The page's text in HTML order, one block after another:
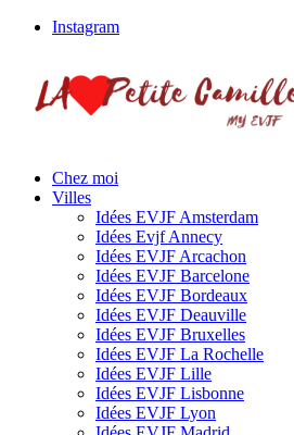
Instagram
Chez moi
Villes
Idées EVJF Amsterdam
Idées Evjf Annecy
Idées EVJF Arcachon
Idées EVJF Barcelone
Idées EVJF Bordeaux
Idées EVJF Deauville
Idées EVJF Bruxelles
Idées EVJF La Rochelle
Idées EVJF Lille
Idées EVJF Lisbonne
Idées EVJF Lyon